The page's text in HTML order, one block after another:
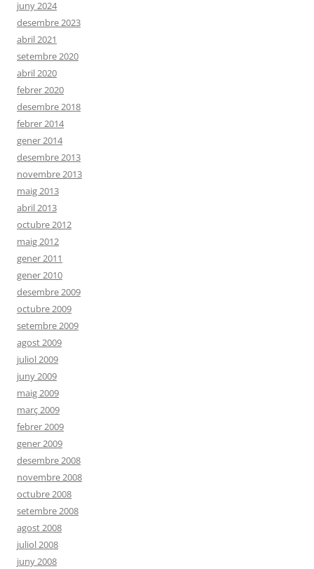
juny 2024
desembre 2023
abril 2021
setembre 2020
abril 2020
febrer 2020
desembre 2018
febrer 2014
gener 2014
desembre 2013
novembre 2013
maig 2013
abril 2013
octubre 2012
maig 2012
gener 2011
gener 2010
desembre 2009
octubre 2009
setembre 2009
agost 2009
juliol 2009
juny 2009
maig 2009
març 2009
febrer 2009
gener 2009
desembre 2008
novembre 2008
octubre 2008
setembre 2008
agost 2008
juliol 2008
juny 2008